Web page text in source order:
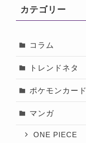
カテゴリー
コラム
トレンドネタ
ポケモンカード
マンガ
ONE PIECE